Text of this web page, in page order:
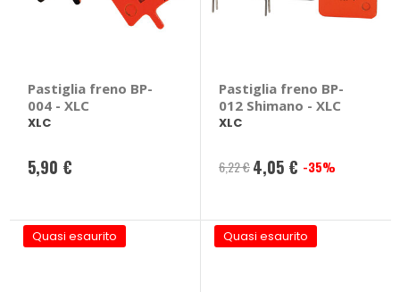
Pastiglia freno BP-
004 - XLC
XLC
5,90 €
Pastiglia freno BP-
012 Shimano - XLC
XLC
6,22 € Prezzo
4,05 € -35%
Quasi esaurito Quasi esaurito